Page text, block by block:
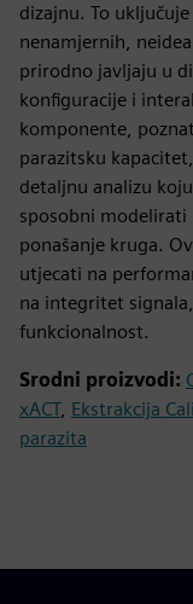
dizajnu. To
nenamjernih,
prirodno javljaju u
konfiguracije i
komponente,
parazitsku
detaljnu analizu
sposobni
ponašanje kruga.
utjecati na
na integritet
funkcionalnost.
Srodni proizvodi:
xACT, Ekstrakcija
parazita